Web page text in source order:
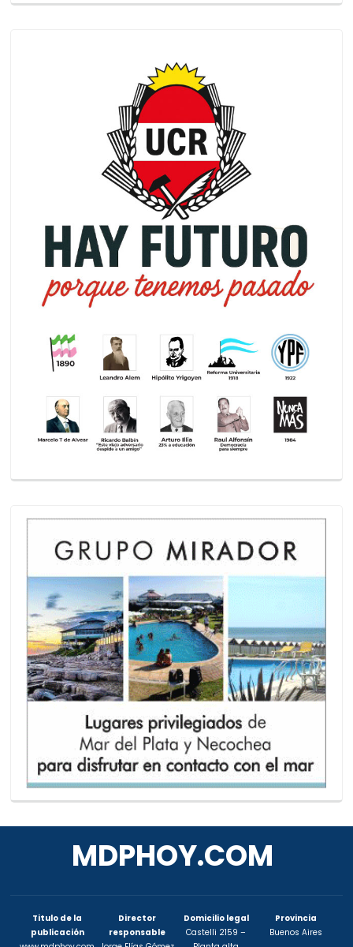
MDPHOY.COM
Titulo de la
publicación
Director
responsable
Domicilio legal
Castelli 2159 –
Provincia
Buenos Aires